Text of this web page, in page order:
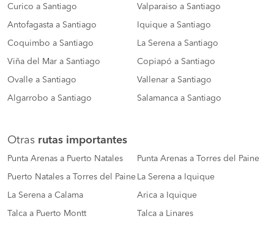
Curico a Santiago Valparaiso a Santiago
Antofagasta a Santiago Iquique a Santiago
Coquimbo a Santiago La Serena a Santiago
Viña del Mar a Santiago Copiapó a Santiago
Ovalle a Santiago Vallenar a Santiago
Algarrobo a Santiago Salamanca a Santiago
Otras rutas importantes
Punta Arenas a Puerto Natales Punta Arenas a Torres del Paine
Puerto Natales a Torres del Paine La Serena a Iquique
La Serena a Calama Arica a Iquique
Talca a Puerto Montt Talca a Linares